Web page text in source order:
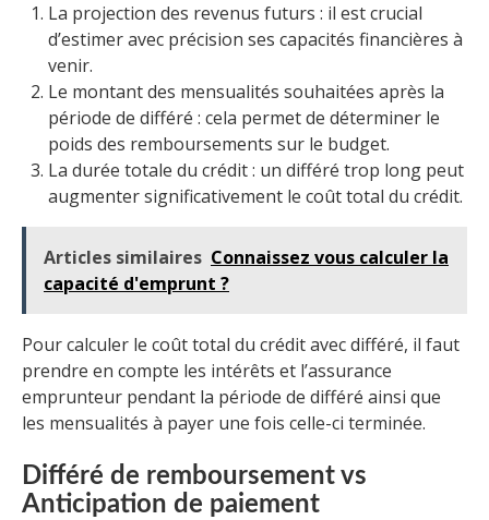
La projection des revenus futurs : il est crucial
d’estimer avec précision ses capacités financières à
venir.
Le montant des mensualités souhaitées après la
période de différé : cela permet de déterminer le
poids des remboursements sur le budget.
La durée totale du crédit : un différé trop long peut
augmenter significativement le coût total du crédit.
Articles similaires Connaissez vous calculer la
capacité d'emprunt ?
Pour calculer le coût total du crédit avec différé, il faut
prendre en compte les intérêts et l’assurance
emprunteur pendant la période de différé ainsi que
les mensualités à payer une fois celle-ci terminée.
Différé de remboursement vs
Anticipation de paiement